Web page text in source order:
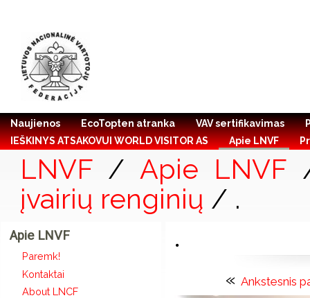
Naujienos EcoTopten atranka VAV sertifikavimas
IEŠKINYS ATSAKOVUI WORLD VISITOR AS
Apie LNVF
LNVF/ Apie LNVF
įvairių renginių / .
Apie LNVF
Paremk!
Kontaktai
About LNCF
.
«Ankstesnis